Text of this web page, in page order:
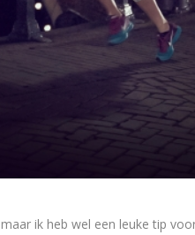
ik heb wel een leuke tip